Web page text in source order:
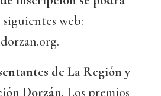
web:
de La Región y
Dorzán. Los premios